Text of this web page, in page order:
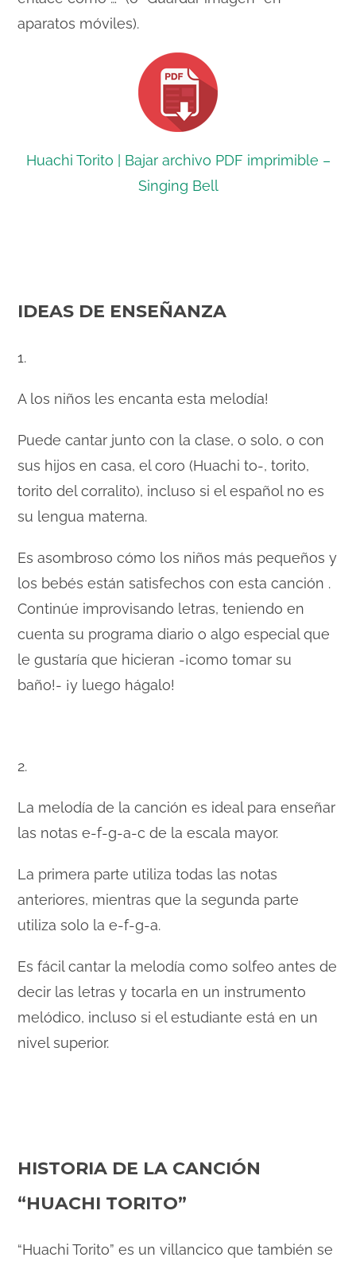
aparatos móviles).
Huachi Torito | Bajar archivo PDF imprimible –
Singing Bell
IDEAS DE ENSEÑANZA
1.
A los niños les encanta esta melodía!
Puede cantar junto con la clase, o solo, o con
sus hijos en casa, el coro (Huachi to-, torito,
torito del corralito), incluso si el español no es
su lengua materna.
Es asombroso cómo los niños más pequeños y
los bebés están satisfechos con esta canción .
Continúe improvisando letras, teniendo en
cuenta su programa diario o algo especial que
le gustaría que hicieran -¡como tomar su
baño!- ¡y luego hágalo!
2.
La melodía de la canción es ideal para enseñar
las notas e-f-g-a-c de la escala mayor.
La primera parte utiliza todas las notas
anteriores, mientras que la segunda parte
utiliza solo la e-f-g-a.
Es fácil cantar la melodía como solfeo antes de
decir las letras y tocarla en un instrumento
melódico, incluso si el estudiante está en un
nivel superior.
HISTORIA DE LA CANCIÓN
“HUACHI TORITO”
“Huachi Torito” es un villancico que también se